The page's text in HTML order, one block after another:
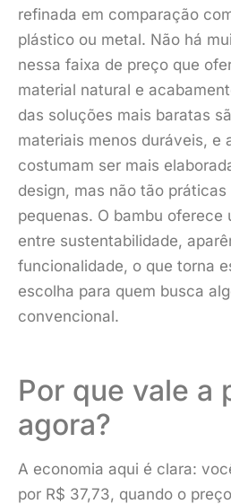
refinada em comparação
plástico ou metal. Não há
nessa faixa de preço que
material natural e
das soluções mais baratas
materiais menos duráveis, e
costumam ser mais
design, mas não tão
pequenas. O bambu oferece
entre sustentabilidade,
funcionalidade, o que torna
escolha para quem busca
convencional.
Por que vale a
agora?
A economia aqui é clara:
por R$ 37,73, quando o